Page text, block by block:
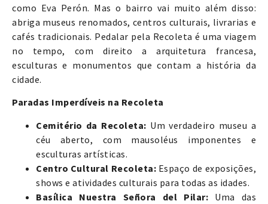
como Eva Perón. Mas o bairro vai muito além disso:
abriga museus renomados, centros culturais, livrarias e
cafés tradicionais. Pedalar pela Recoleta é uma viagem
no tempo, com direito a arquitetura francesa,
esculturas e monumentos que contam a história da
cidade.
Paradas Imperdíveis na Recoleta
Cemitério da Recoleta: Um verdadeiro museu a
céu aberto, com mausoléus imponentes e
esculturas artísticas.
Centro Cultural Recoleta: Espaço de exposições,
shows e atividades culturais para todas as idades.
Basílica Nuestra Señora del Pilar: Uma das